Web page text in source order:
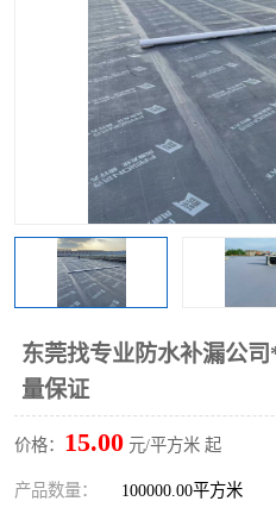
东莞找专业防水补漏公
量保证
价格： 15.00 元/平方米 起
产品数量： 100000.00平方米